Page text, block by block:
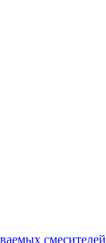
смесителей